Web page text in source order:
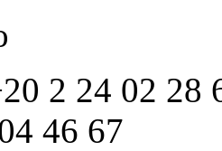
2 24 02 28
46 67